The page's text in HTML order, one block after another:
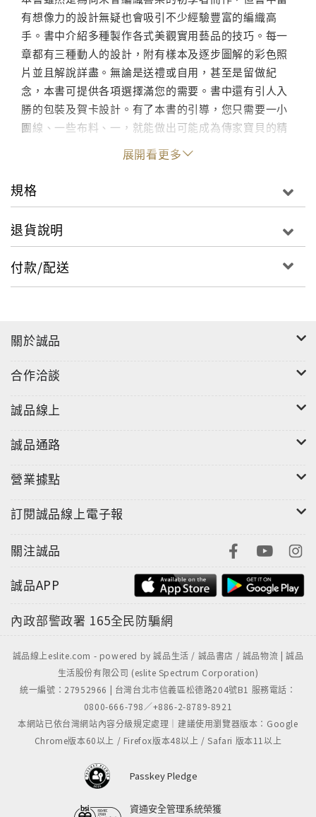
有想像力的設計無疑也會吸引不少經驗豐富的編織高
手。書中介紹多種製作各式美觀實用藝品的技巧。每一
章都有三種動人的設計，附有樣本及逐步圖解的彩色照
片並且解說詳盡。無論是送禮或自用，甚至是留做紀
念，本書可提供各項選擇滿您的需要。書中還有引人入
勝的包裝及賀卡設計。有了本書的引導，您只需要一小
團線、一些布料、一，就能做出可能成為傳家寶貝的精
展開看更多
規格
退貨說明
付款/配送
關於誠品
合作洽談
誠品線上
誠品通路
營業據點
訂閱誠品線上電子報
關注誠品
誠品APP
內政部警政署 165全民防騙網
誠品線上eslite.com - powered by 誠品生活 / 誠品書店 / 誠品物流 | 誠品
生活股份有限公司 (eslite Spectrum Corporation)
統一編號：27952966 | 台灣台北市信義區松德路204號B1 服務電話：
0800-666-798／+886-2-8789-8921
本網站已依台灣網站內容分級規定處理｜建議使用瀏覽器版本：Google
Chrome版本60以上 / Firefox版本48以上 / Safari 版本11以上
Passkey Pledge
資通安全管理系統榮獲